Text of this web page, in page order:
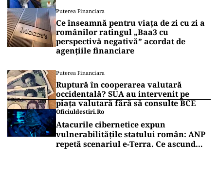
Puterea Financiara
Ce înseamnă pentru viața de zi cu zi a
românilor ratingul „Baa3 cu
perspectivă negativă” acordat de
agențiile financiare
Puterea Financiara
Ruptură în cooperarea valutară
occidentală? SUA au intervenit pe
piața valutară fără să consulte BCE
Oficiuldestiri.ro
Atacurile cibernetice expun
vulnerabilitățile statului român: ANP
repetă scenariul e‑Terra. Ce ascund